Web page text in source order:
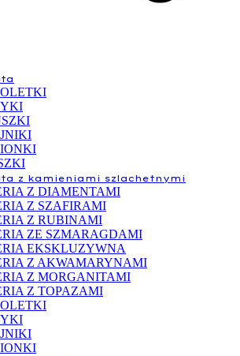
z kamieniami szlachetnymi
Z DIAMENTAMI
Z SZAFIRAMI
Z RUBINAMI
ZE SZMARAGDAMI
EKSKLUZYWNA
Z AKWAMARYNAMI
Z MORGANITAMI
Z TOPAZAMI